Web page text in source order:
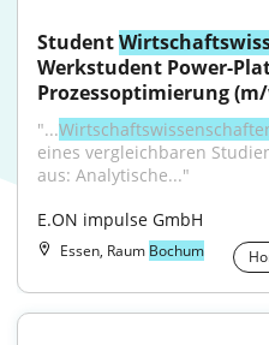
Student
Werkstudent Power-
Prozessoptimierung
"...
eines vergleichbaren
aus: Analytische..."
E.ON impulse GmbH
Essen, Raum Bochum